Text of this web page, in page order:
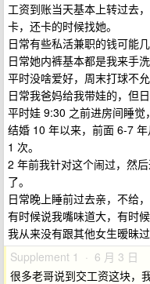
工资到账当天基本上转过去
卡，还卡的时候找她。
日常有些私活兼职的钱可能
日常她内裤基本都是我来手
平时没啥爱好，周末打球不
日常我爸妈给我带娃的，但
平时娃 9:30 之前进房间睡觉
结婚 10 年以来，前面 6-7
1 次。
2 年前我针对这个闹过，然
了。
日常晚上睡前过去亲，不给
有时候说我嘴味道大，有时
我从来没有跟其他女生暧昧
Supplement 1 · 6 月 3 日
很多老哥说到交工资这块，